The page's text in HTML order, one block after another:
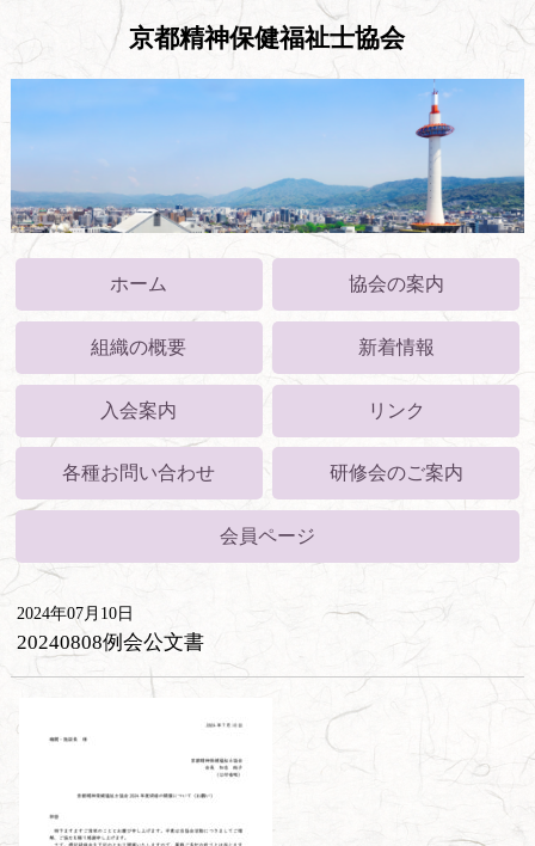
京都精神保健福祉士協会
ホーム 協会の案内
組織の概要 新着情報
入会案内 リンク
各種お問い合わせ 研修会のご案内
会員ページ
2024年07月10日
20240808例会公文書